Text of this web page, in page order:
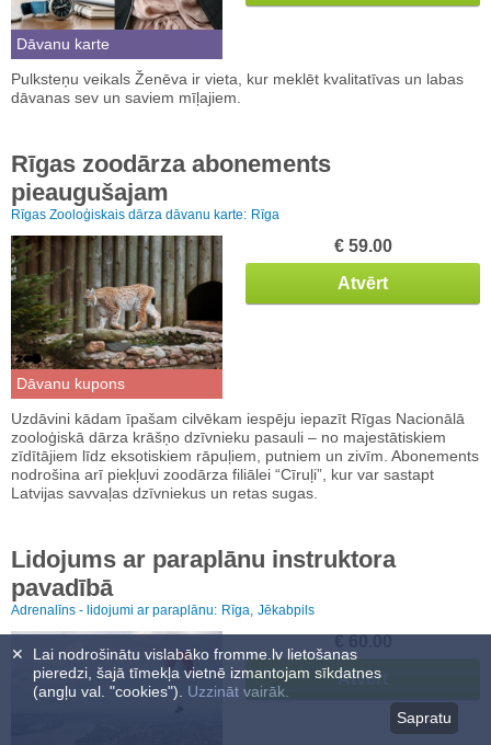
Dāvanu karte
Pulksteņu veikals Ženēva ir vieta, kur meklēt kvalitatīvas un labas
dāvanas sev un saviem mīļajiem.
Rīgas zoodārza abonements
pieaugušajam
Rīgas Zooloģiskais dārza dāvanu karte: Rīga
Dāvanu kupons
€ 59.00
Atvērt
Uzdāvini kādam īpašam cilvēkam iespēju iepazīt Rīgas Nacionālā
zooloģiskā dārza krāšņo dzīvnieku pasauli – no majestātiskiem
zīdītājiem līdz eksotiskiem rāpuļiem, putniem un zivīm. Abonements
nodrošina arī piekļuvi zoodārza filiālei “Cīruļi”, kur var sastapt
Latvijas savvaļas dzīvniekus un retas sugas.
Lidojums ar paraplānu instruktora
pavadībā
Adrenalīns - lidojumi ar paraplānu: Rīga, Jēkabpils
Atvērt
Lai nodrošinātu vislabāko fromme.lv lietošanas
pieredzi, šajā tīmekļa vietnē izmantojam sīkdatnes
(angļu val. "cookies"). Uzzināt vairāk.
Sapratu
✕